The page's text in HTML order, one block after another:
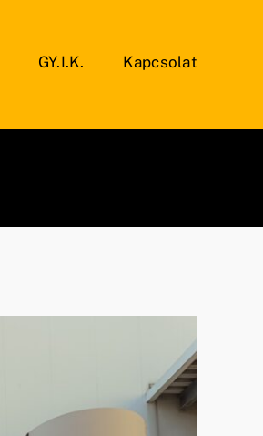
GY.I.K. Kapcsolat